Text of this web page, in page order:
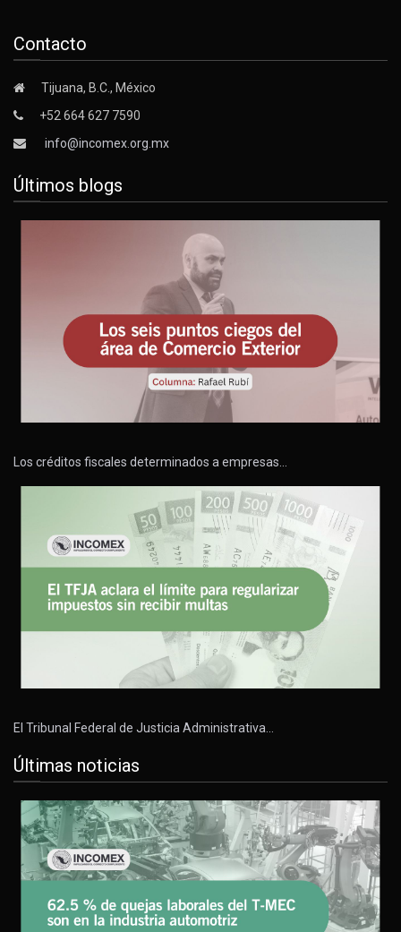
Contacto
Tijuana, B.C., México
+52 664 627 7590
info@incomex.org.mx
Últimos blogs
Los créditos fiscales determinados a empresas…
El Tribunal Federal de Justicia Administrativa…
Últimas noticias